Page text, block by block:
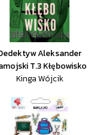
Aleksander
T.3 Kłębowisko
Kinga Wójcik